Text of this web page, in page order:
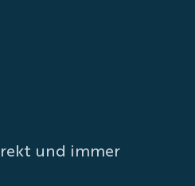
und immer